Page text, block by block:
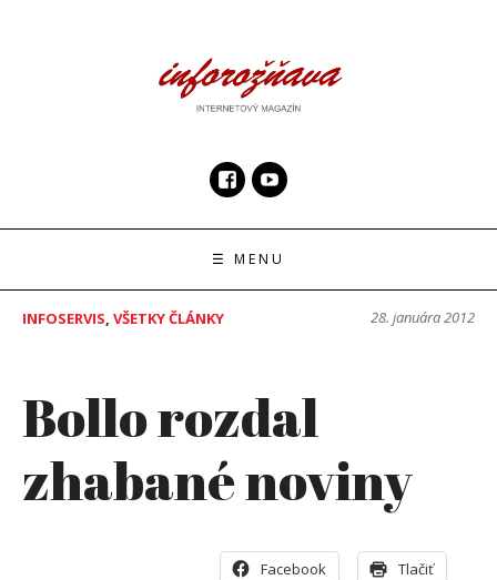
☰ MENU
INFOSERVIS, VŠETKY ČLÁNKY 28. januára 2012
Bollo rozdal
zhabané noviny
Facebook Tlačiť